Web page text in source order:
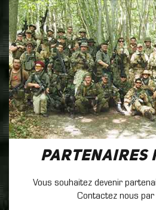
Partenaires
Vous souhaitez devenir
Contactez nous par